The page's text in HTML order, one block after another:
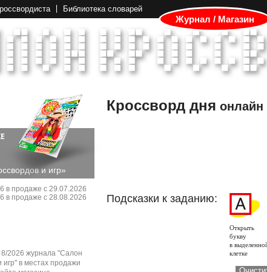
Библиотека словарей
Журнал / Магазин
и игр»
в продаже с 29.07.2026
в продаже с 28.08.2026
2026 журнала "Салон
игр" в местах продажи
Кроссворд дня онлайн
Подсказки к заданию:
Открыть
букву
в
клетке